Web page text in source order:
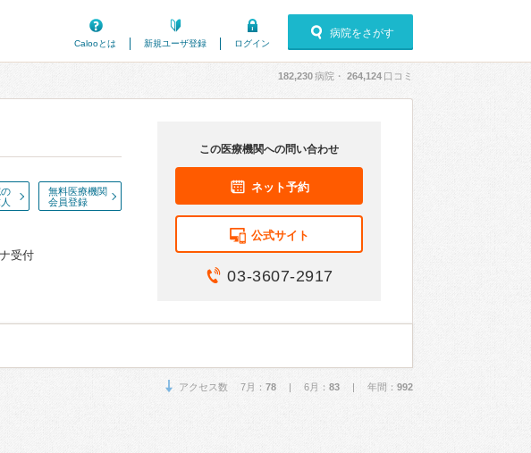
Calooとは
新規ユーザ登録 ログイン
病院をさがす
182,230病院・ 264,124 口コミ
無料医療機関
会員登録
受付
この医療機関への問い合わせ
ネット予約
公式サイト
03-3607-2917
アクセス数 7月： 78 | 6月： 83 | 年間： 992